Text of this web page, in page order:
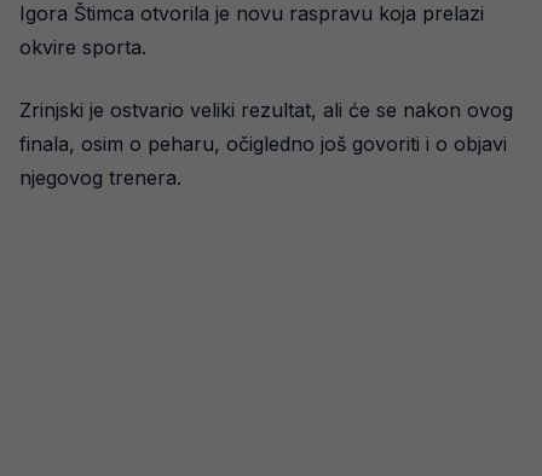
Igora Štimca otvorila je novu raspravu koja prelazi
okvire sporta.
Zrinjski je ostvario veliki rezultat, ali će se nakon ovog
finala, osim o peharu, očigledno još govoriti i o objavi
njegovog trenera.